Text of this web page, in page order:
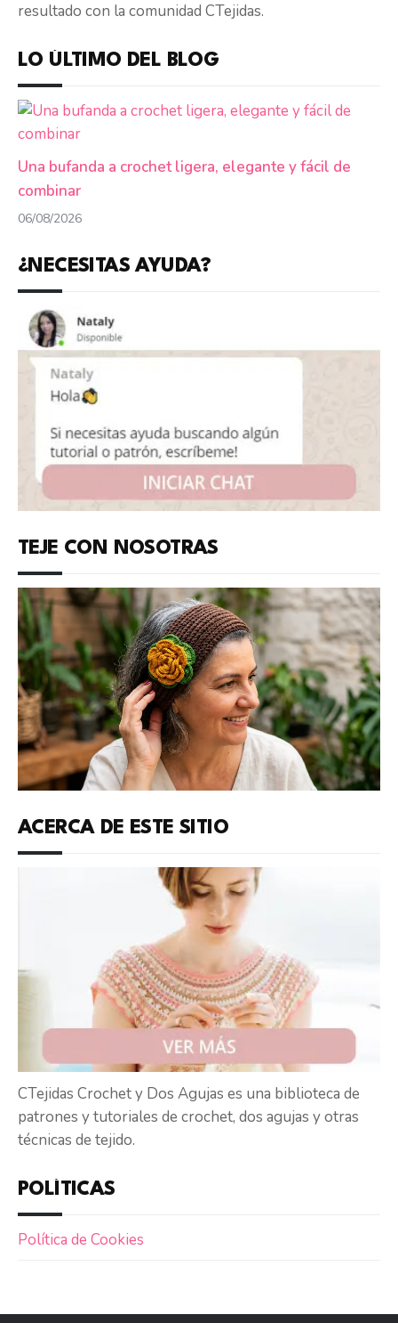
resultado con la comunidad CTejidas.
LO ÚLTIMO DEL BLOG
Una bufanda a crochet ligera, elegante y fácil de
combinar
06/08/2026
¿NECESITAS AYUDA?
TEJE CON NOSOTRAS
ACERCA DE ESTE SITIO
CTejidas Crochet y Dos Agujas es una biblioteca de
patrones y tutoriales de crochet, dos agujas y otras
técnicas de tejido.
POLÍTICAS
Política de Cookies